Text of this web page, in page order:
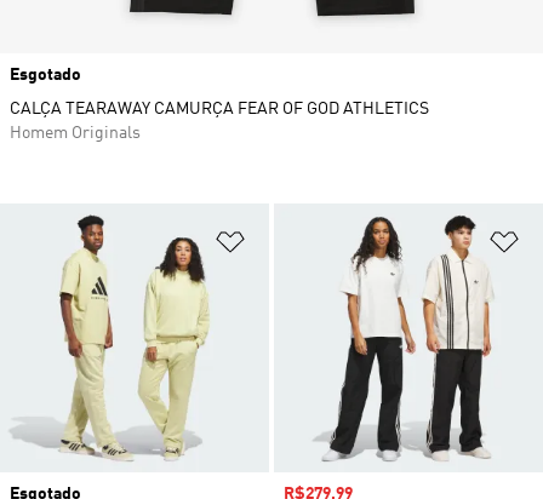
Adicionar à Lista de Desejos
Esgotado
Preço com desconto
R$279,99
Esgotado
CALÇA TEARAWAY CAMURÇA FEAR OF GOD ATHLETICS
Homem Originals